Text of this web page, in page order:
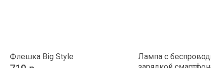
Флешка Big Style
Лампа с